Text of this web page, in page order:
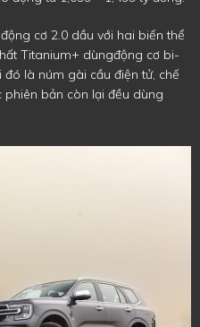
cơ 2.0 dầu với hai biến thể
Titanium+ dùngđộng cơ bi-
là núm gài cầu điện tử, chế
phiên bản còn lại đều dùng